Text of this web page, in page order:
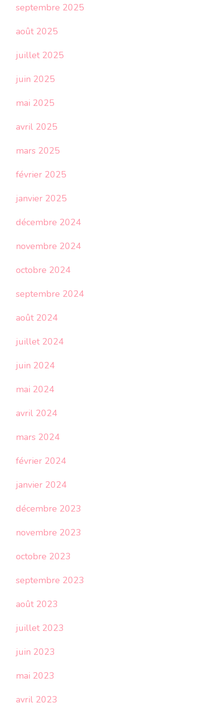
septembre 2025
août 2025
juillet 2025
juin 2025
mai 2025
avril 2025
mars 2025
février 2025
janvier 2025
décembre 2024
novembre 2024
octobre 2024
septembre 2024
août 2024
juillet 2024
juin 2024
mai 2024
avril 2024
mars 2024
février 2024
janvier 2024
décembre 2023
novembre 2023
octobre 2023
septembre 2023
août 2023
juillet 2023
juin 2023
mai 2023
avril 2023